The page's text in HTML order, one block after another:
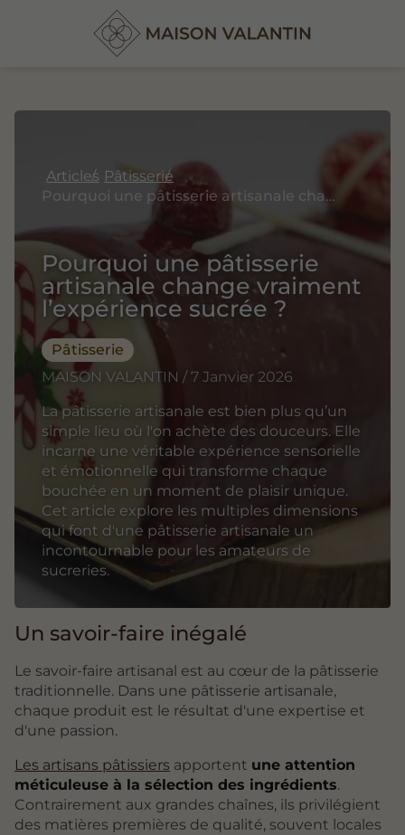
Articles Pâtisserie
Pourquoi une pâtisserie artisanale change vraiment l’expérience sucrée ?
Pourquoi une pâtisserie
artisanale change vraiment
l’expérience sucrée ?
Pâtisserie
MAISON VALANTIN / 7 Janvier 2026
La pâtisserie artisanale est bien plus qu’un
simple lieu où l'on achète des douceurs. Elle
incarne une véritable expérience sensorielle
et émotionnelle qui transforme chaque
bouchée en un moment de plaisir unique.
Cet article explore les multiples dimensions
qui font d'une pâtisserie artisanale un
incontournable pour les amateurs de
sucreries.
Un savoir-faire inégalé
Le savoir-faire artisanal est au cœur de la pâtisserie
traditionnelle. Dans une pâtisserie artisanale,
chaque produit est le résultat d'une expertise et
d'une passion.
Les artisans pâtissiers apportent une attention
méticuleuse à la sélection des ingrédients.
Contrairement aux grandes chaînes, ils privilégient
des matières premières de qualité, souvent locales